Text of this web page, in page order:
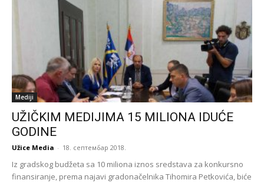
Mediji
UŽIČKIM MEDIJIMA 15 MILIONA IDUĆE
GODINE
Užice Media - 18. септембар 2018.
Iz gradskog budžeta sa 10 miliona iznos sredstava za konkursno
finansiranje, prema najavi gradonačelnika Tihomira Petkovića, biće